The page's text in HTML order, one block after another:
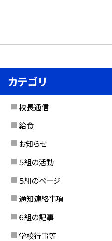
カテゴリ
校長通信
給食
お知らせ
５組の活動
５組のページ
通知連絡事項
６組の記事
学校行事等